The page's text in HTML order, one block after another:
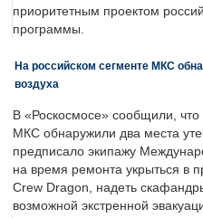
приоритетным проектом
программы.
На российском сегменте МКС
воздуха
В «Роскосмосе» сообщили,
МКС обнаружили два места
предписало экипажу
на время ремонта укрыться в
Crew Dragon, надеть
возможной экстренной